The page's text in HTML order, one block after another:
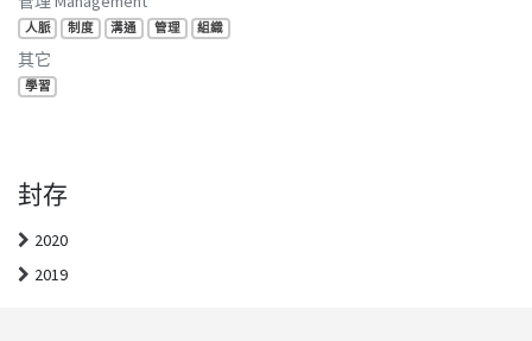
人脈 制度 溝通 管理 組織
其它
學習
封存
2020
2019